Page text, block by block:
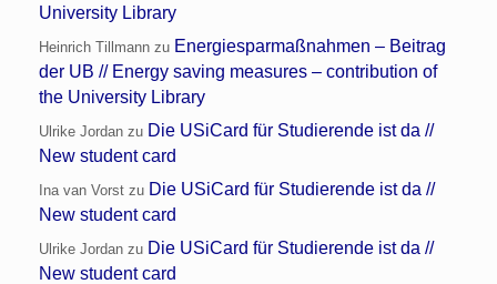
University Library
Heinrich Tillmann zu Energiesparmaßnahmen – Beitrag
der UB // Energy saving measures – contribution of
the University Library
Ulrike Jordan zu Die USiCard für Studierende ist da //
New student card
Ina van Vorst zu Die USiCard für Studierende ist da //
New student card
Ulrike Jordan zu Die USiCard für Studierende ist da //
New student card